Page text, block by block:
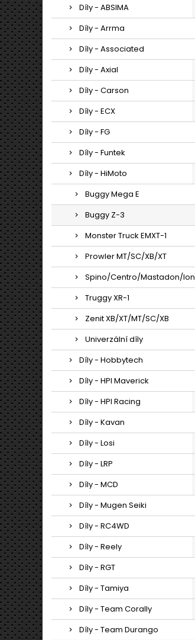
Díly - ABSIMA
Díly - Arrma
Díly - Associated
Díly - Axial
Díly - Carson
Díly - ECX
Díly - FG
Díly - Funtek
Díly - HiMoto
Buggy Mega E
Buggy Z-3
Monster Truck EMXT-1
Prowler MT/SC/XB/XT
Spino/Centro/Mastadon/Ion
Truggy XR-1
Zenit XB/XT/MT/SC/XB
Univerzální díly
Díly - Hobbytech
Díly - HPI Maverick
Díly - HPI Racing
Díly - Kavan
Díly - Losi
Díly - LRP
Díly - MCD
Díly - Mugen Seiki
Díly - RC4WD
Díly - Reely
Díly - RGT
Díly - Tamiya
Díly - Team Corally
Díly - Team Durango